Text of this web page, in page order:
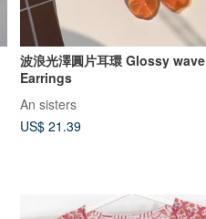
波浪光澤圓片耳環 Glossy wave
Earrings
An sisters
US$ 21.39